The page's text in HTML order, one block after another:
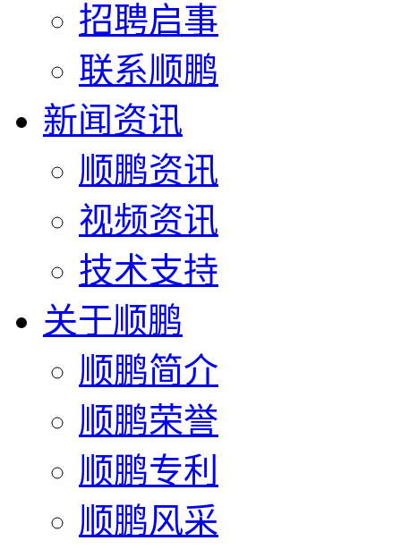
招聘启事
联系顺鹏
新闻资讯
顺鹏资讯
视频资讯
技术支持
关于顺鹏
顺鹏简介
顺鹏荣誉
顺鹏专利
顺鹏风采